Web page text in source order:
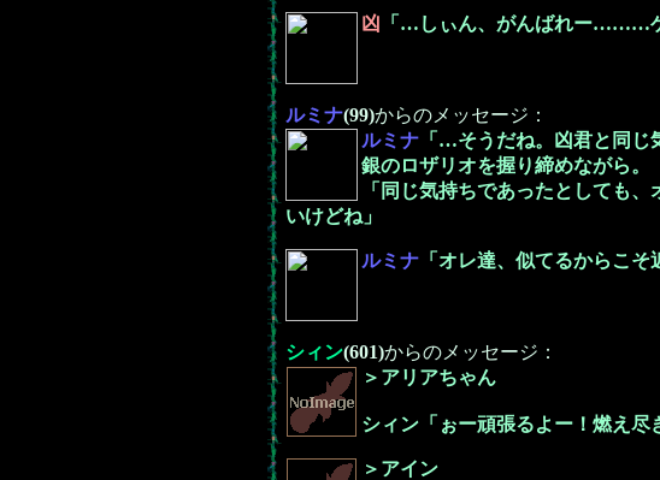
凶 「…しぃん、がんばれー………
ルミナ(99)からのメッセージ：
ルミナ 「…そうだね。凶君と同じ
銀のロザリオを握り締めながら。
「同じ気持ちであったとしても
いけどね」
ルミナ 「オレ達、似てるからこ
シィン(601)からのメッセージ：
＞アリアちゃん
シィン「ぉー頑張るよー！燃え尽
＞アイン